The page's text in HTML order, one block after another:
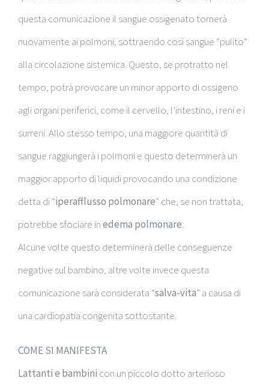
questa comunicazione il sangue ossigenato tornerà
nuovamente ai polmoni, sottraendo così sangue “pulito”
alla circolazione sistemica. Questo, se protratto nel
tempo, potrà provocare un minor apporto di ossigeno
agli organi periferici, come il cervello, l’intestino, i reni e i
surreni. Allo stesso tempo, una maggiore quantità di
sangue raggiungerà i polmoni e questo determinerà un
maggior apporto di liquidi provocando una condizione
detta di “iperafflusso polmonare” che, se non trattata,
potrebbe sfociare inedema polmonare.
Alcune volte questo determinerà delle conseguenze
negative sul bambino, altre volte invece questa
comunicazione sarà considerata “salva-vita” a causa di
una cardiopatia congenita sottostante.
COME SI MANIFESTA
Lattanti e bambini con un piccolo dotto arterioso